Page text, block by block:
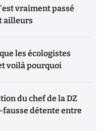
vraiment passé
ailleurs
les écologistes
voilà pourquoi
du chef de la DZ
fausse détente entre